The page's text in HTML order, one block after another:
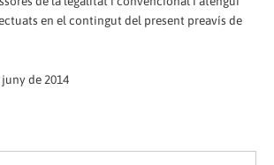
en el contingut del present preavís de
de 2014